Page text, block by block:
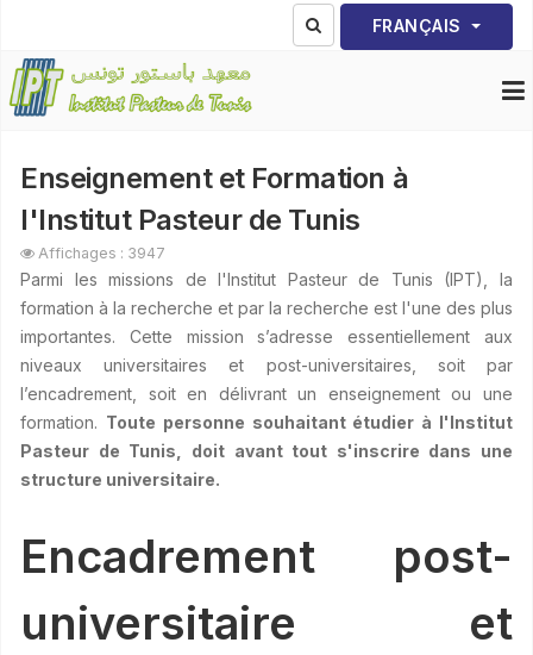
Sélectionnez votre
FRANÇAIS
Enseignement et Formation à
l'Institut Pasteur de Tunis
Affichages : 3947
Parmi les missions de l'Institut Pasteur de Tunis (IPT), la
formation à la recherche et par la recherche est l'une des plus
importantes. Cette mission s’adresse essentiellement aux
niveaux universitaires et post-universitaires, soit par
l’encadrement, soit en délivrant un enseignement ou une
formation. Toute personne souhaitant étudier à l'Institut
Pasteur de Tunis, doit avant tout s'inscrire dans une
structure universitaire.
Encadrement post-
universitaire et